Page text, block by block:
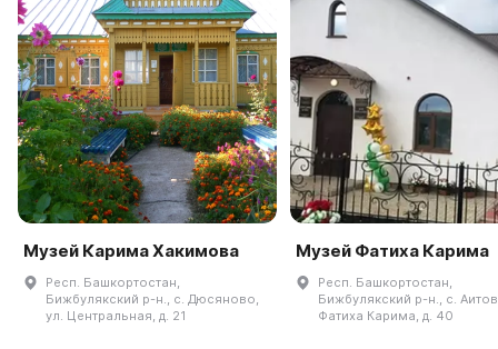
Музей Карима Хакимова
Респ. Башкортостан,
Бижбулякский р-н., с. Дюсяново,
ул. Центральная, д. 21
Музей Фатиха Карима
Респ. Башкортостан,
Бижбулякский р-н., с.
Фатиха Карима, д. 40